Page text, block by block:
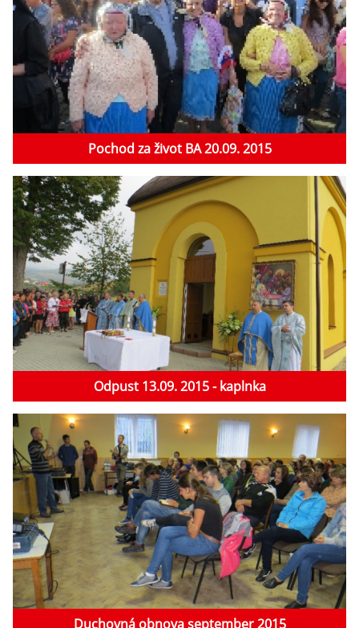
Pochod za život BA 20.09. 2015
Odpust 13.09. 2015 - kaplnka
Duchovná obnova september 2015